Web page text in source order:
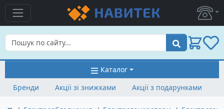
Пошук
Каталог
Бренди
Акції зі знижками Акції з подарунками